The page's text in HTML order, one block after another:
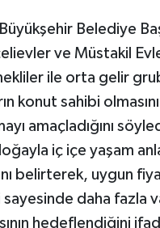
Belediye
ve Müstakil
ile orta gelir
konut sahibi olmasını
amaçladığını
iç içe yaşam
belirterek, uygun
daha fazla
hedeflendiğini